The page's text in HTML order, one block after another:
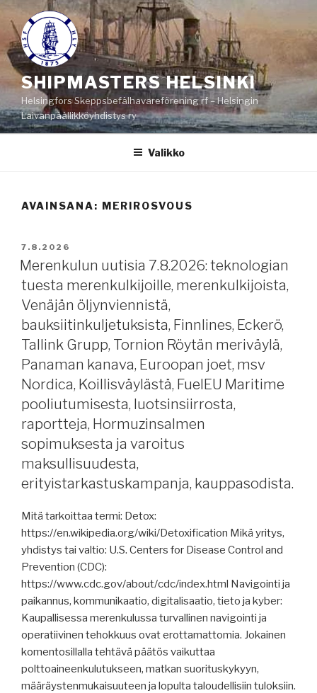
Siirry
sisältöön
SHIPMASTERS HELSINKI
Helsingfors Skeppsbefälhavareförening rf – Helsingin
Laivanpäällikköyhdistys ry
Valikko
AVAINSANA: MERIROSVOUS
JULKAISTU
7.8.2026
Merenkulun uutisia 7.8.2026: teknologian
tuesta merenkulkijoille, merenkulkijoista,
Venäjän öljynviennistä,
bauksiitinkuljetuksista, Finnlines, Eckerö,
Tallink Grupp, Tornion Röytän meriväylä,
Panaman kanava, Euroopan joet, msv
Nordica, Koillisväylästä, FuelEU Maritime
pooliutumisesta, luotsinsiirrosta,
raportteja, Hormuzinsalmen
sopimuksesta ja varoitus
maksullisuudesta,
erityistarkastuskampanja, kauppasodista.
Mitä tarkoittaa termi: Detox:
https://en.wikipedia.org/wiki/Detoxification Mikä yritys,
yhdistys tai valtio: U.S. Centers for Disease Control and
Prevention (CDC):
https://www.cdc.gov/about/cdc/index.html Navigointi ja
paikannus, kommunikaatio, digitalisaatio, tieto ja kyber:
Kaupallisessa merenkulussa turvallinen navigointi ja
operatiivinen tehokkuus ovat erottamattomia. Jokainen
komentosillalla tehtävä päätös vaikuttaa
polttoaineenkulutukseen, matkan suorituskykyyn,
määräystenmukaisuuteen ja lopulta taloudellisiin tuloksiin.